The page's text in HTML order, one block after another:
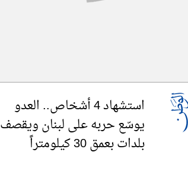
استشهاد 4 أشخاص.. العدو
يوسّع حربه على لبنان ويقصف
بلدات بعمق 30 كيلومتراً